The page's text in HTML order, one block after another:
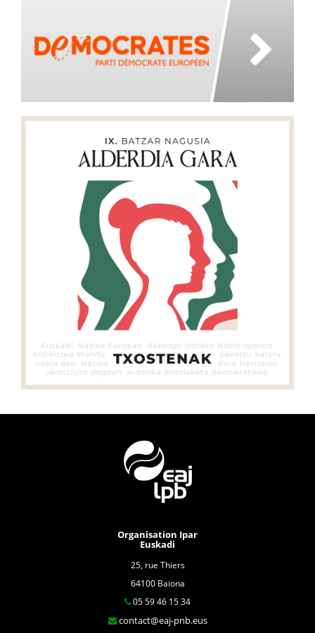
Organisation Ipar
Euskadi
25, rue Thiers
64100 Baiona
05 59 46 15 34
contact@eaj-pnb.eus